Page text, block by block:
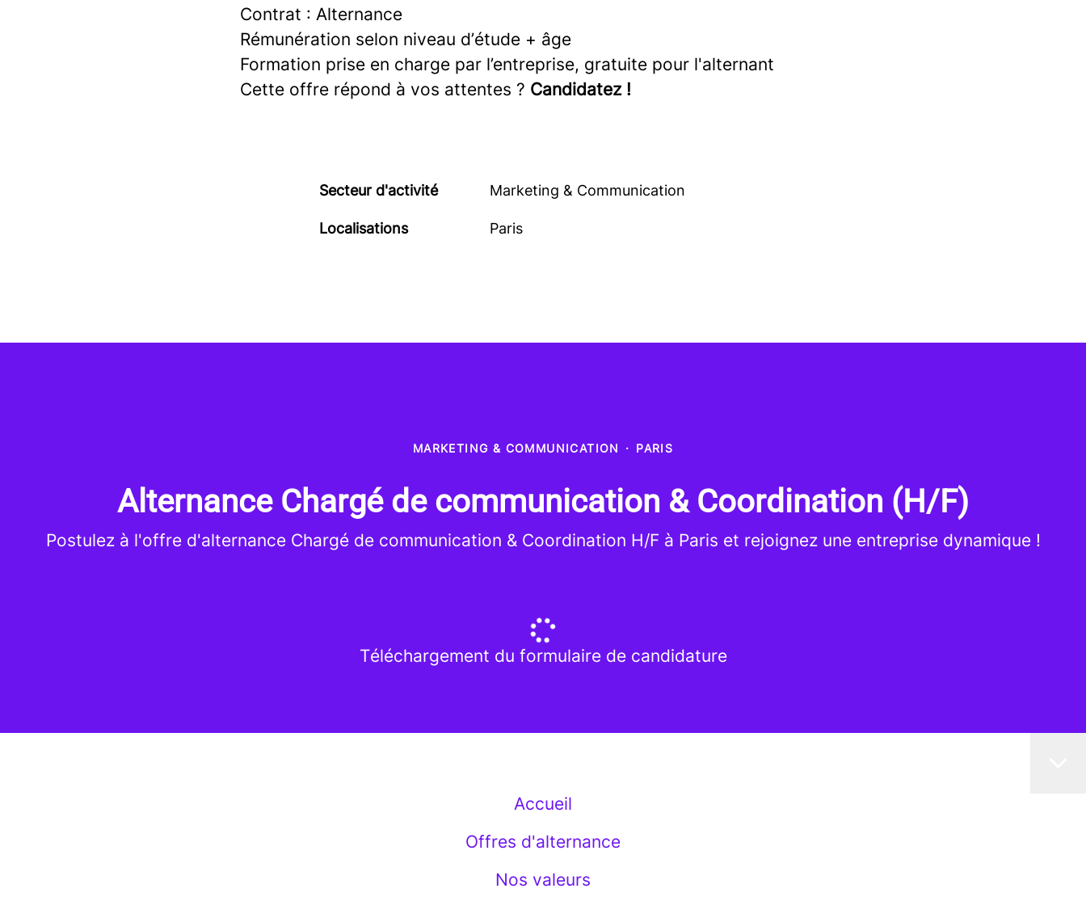
Contrat : Alternance
Rémunération selon niveau d’étude + âge
Formation prise en charge par l’entreprise, gratuite pour l'alternant
Cette offre répond à vos attentes ? Candidatez !
Secteur d'activité Marketing & Communication
Localisations Paris
MARKETING & COMMUNICATION · PARIS
Alternance Chargé de communication & Coordination (H/F)
Postulez à l'offre d'alternance Chargé de communication & Coordination H/F à Paris et rejoignez une entreprise dynamique !
Téléchargement du formulaire de candidature
Accueil
Offres d'alternance
Nos valeurs